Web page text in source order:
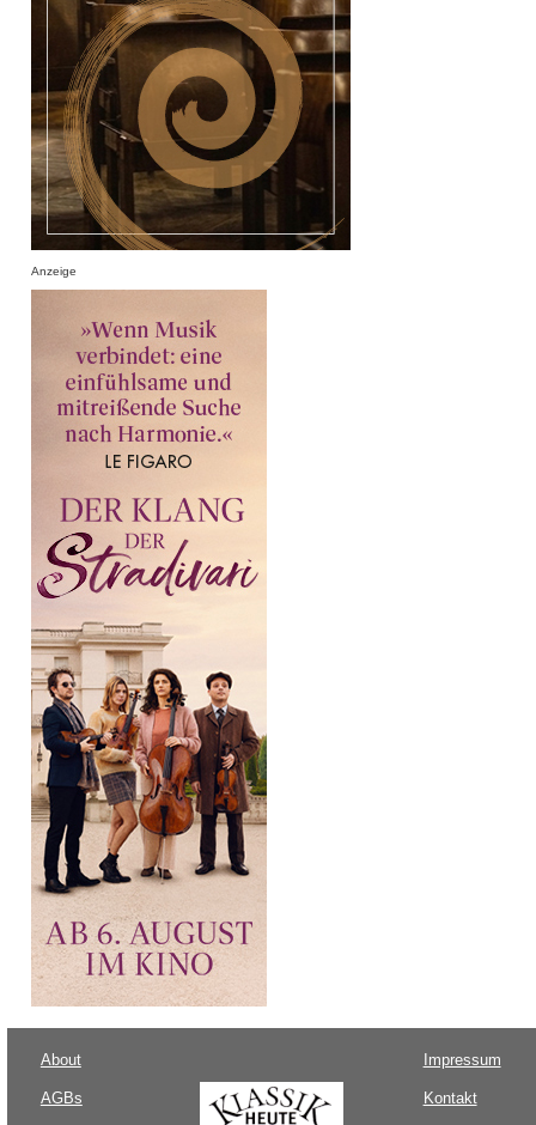
Anzeige
About
AGBs
Impressum
Kontakt